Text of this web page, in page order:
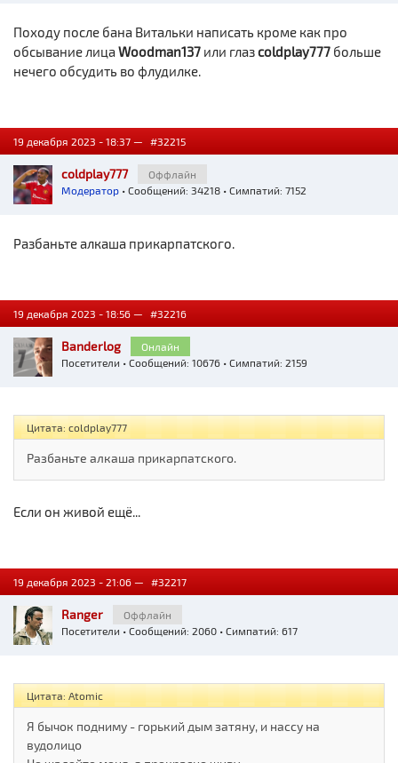
Походу после бана Витальки написать кроме как про
обсывание лицаWoodman137 или глазcoldplay777 больше
нечего обсудить во флудилке.
19 декабря 2023 - 18:37 — #32215
coldplay777
Оффлайн
Модератор • Сообщений: 34218 • Симпатий: 7152
Разбаньте алкаша прикарпатского.
19 декабря 2023 - 18:56 — #32216
Banderlog
Онлайн
Посетители • Сообщений: 10676 • Симпатий: 2159
Цитата: coldplay777
Разбаньте алкаша прикарпатского.
Если он живой ещё...
19 декабря 2023 - 21:06 — #32217
Ranger
Оффлайн
Посетители • Сообщений: 2060 • Симпатий: 617
Цитата: Atomic
Я бычок подниму - горький дым затяну, и нассу на
вудолицо